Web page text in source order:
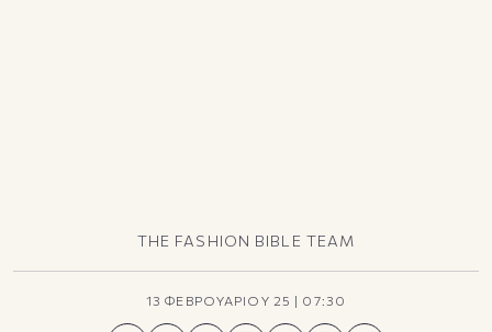
THE FASHION BIBLE TEAM
13 ΦΕΒΡΟΥΑΡΙΟΥ 25 | 07:30